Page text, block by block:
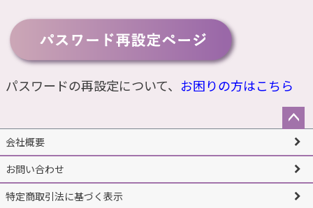
パスワードの再設定について、 お困りの方はこちら
ペー
ップ
へ
会社概要
お問い合わせ
特定商取引法に基づく表示